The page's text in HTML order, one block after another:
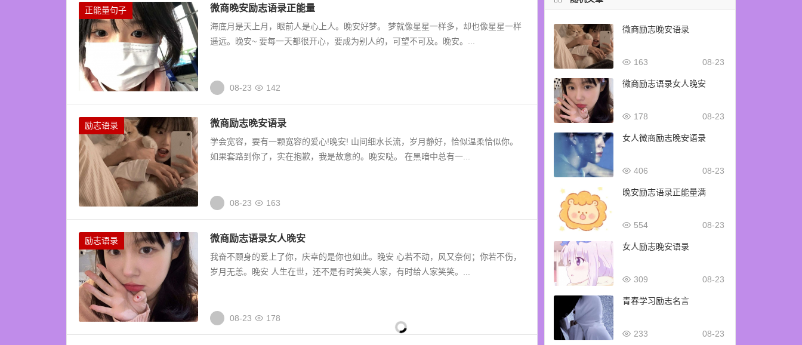
正能量句子 微商晚安励志语录正能量
海底月是天上月，眼前人是心上人。晚安好梦。 梦就像星星一样多，却也像星星一样
遥远。晚安~ 要每一天都很开心，要成为别人的，可望不可及。晚安。...
08-23 142
励志语录 微商励志晚安语录
学会宽容，要有一颗宽容的爱心!晚安! 山间细水长流，岁月静好，恰似温柔恰似你。
如果套路到你了，实在抱歉，我是故意的。晚安哒。 在黑暗中总有一...
08-23 163
励志语录 微商励志语录女人晚安
我奋不顾身的爱上了你，庆幸的是你也如此。晚安 心若不动，风又奈何；你若不伤，
岁月无恙。晚安 人生在世，还不是有时笑笑人家，有时给人家笑笑。...
08-23 178
微商励志晚安语录
08-23
163
微商励志语录女人晚安
08-23
178
女人微商励志晚安语录
08-23
406
晚安励志语录正能量满
08-23
554
女人励志晚安语录
08-23
309
青春学习励志名言
08-23
233